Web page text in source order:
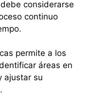
considerarse
continuo
permite a los
áreas en
ajustar su